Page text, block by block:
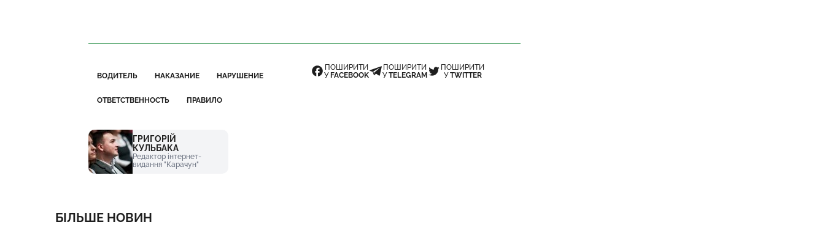
ВОДИТЕЛЬ НАКАЗАНИЕ НАРУШЕНИЕ
ОТВЕТСТВЕННОСТЬ ПРАВИЛО
ПОШИРИТИ
У FACEBOOK
ПОШИРИТИ
УTELEGRAM
ПОШИРИТИ
УTWITTER
ГРИГОРІЙ
КУЛЬБАКА
Редактор інтернет-
видання "Карачун"
БІЛЬШЕ НОВИН